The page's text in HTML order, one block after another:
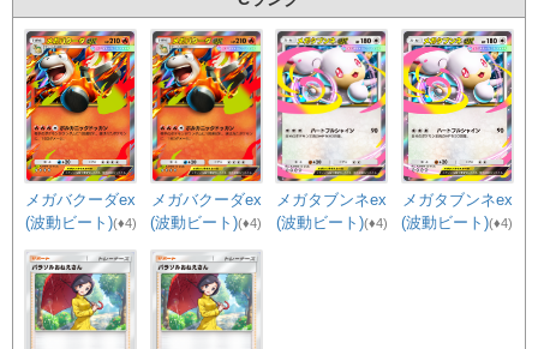
メガバクーダex
(波動ビート)(♦4)
メガバクーダex
(波動ビート)(♦4)
メガタブンネex
(波動ビート)(♦4)
メガタブンネex
(波動ビート)(♦4)